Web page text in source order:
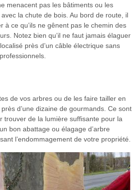
menacent pas les bâtiments ou les
la chute de bois. Au bord de route, il
à ce qu’ils ne gênent pas le chemin des
Notez bien qu’il ne faut jamais élaguer
près d’un câble électrique sans
de vos arbres ou de les faire tailler en
d’une dizaine de gourmands. Ce sont
trouver de la lumière suffisante pour la
bon abattage ou élagage d’arbre
l’endommagement de votre propriété.